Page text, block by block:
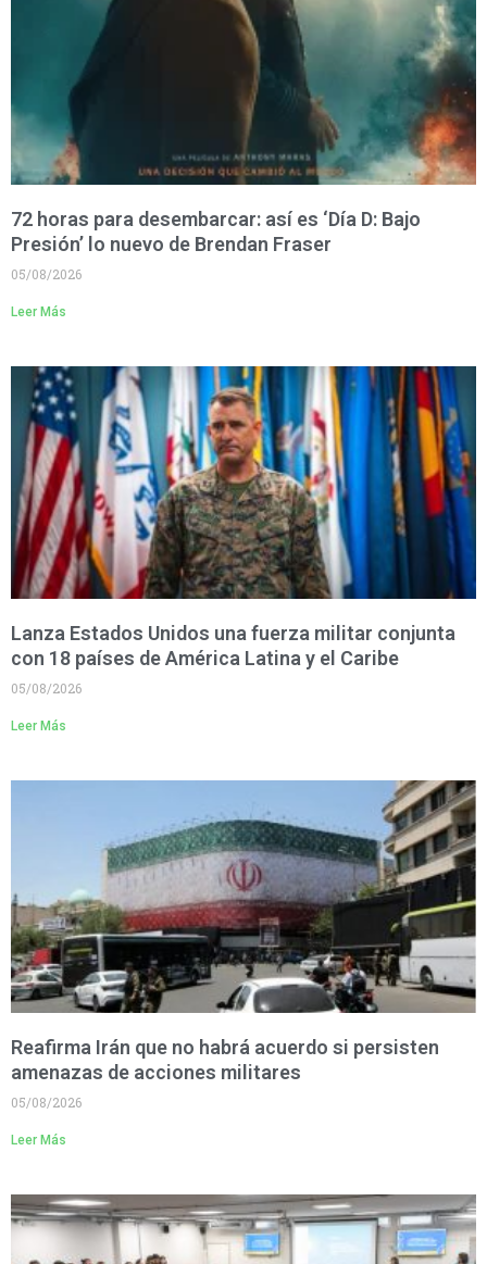
72 horas para desembarcar: así es ‘Día D: Bajo
Presión’ lo nuevo de Brendan Fraser
05/08/2026
Leer Más
Lanza Estados Unidos una fuerza militar conjunta
con 18 países de América Latina y el Caribe
05/08/2026
Leer Más
Reafirma Irán que no habrá acuerdo si persisten
amenazas de acciones militares
05/08/2026
Leer Más